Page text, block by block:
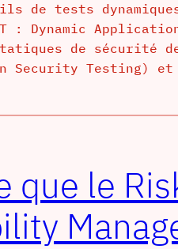
de tests
: Dynamic
de sécurité
Security Testing)
que le